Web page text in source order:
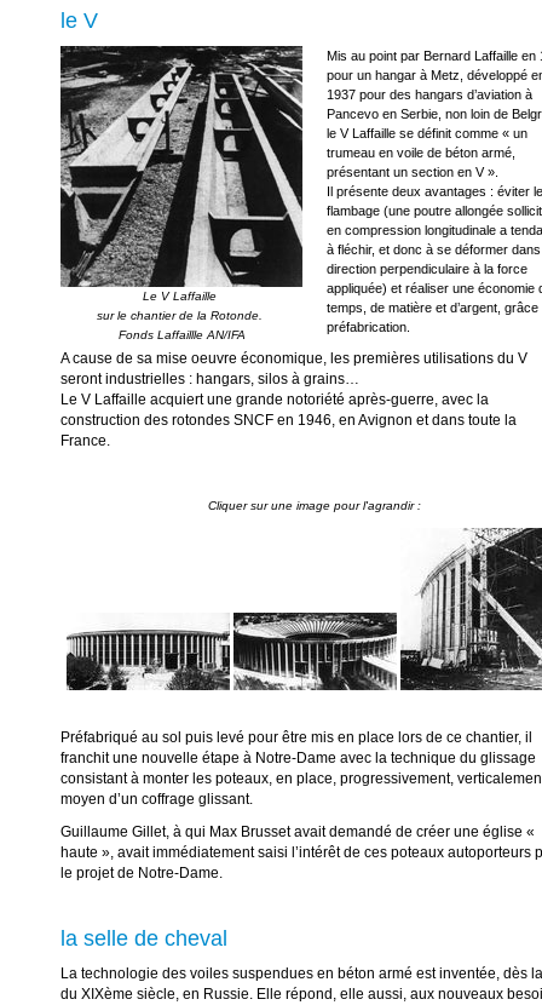
le V
Le V Laffaille
sur le chantier de la Rotonde.
Mis au point par Bernard Laffaille en
pour un hangar à Metz, développé
1937 pour des hangars d’aviation à
Pancevo en Serbie, non loin de
le V Laffaille se définit comme « un
trumeau en voile de béton armé,
présentant un section en V ».
Il présente deux avantages : éviter le
flambage (une poutre allongée
en compression longitudinale a
à fléchir, et donc à se déformer
direction perpendiculaire à la force
appliquée) et réaliser une économie
temps, de matière et d’argent, grâce
préfabrication.
A cause de sa mise oeuvre économique, les premières utilisations du V
seront industrielles : hangars, silos à grains…
Le V Laffaille acquiert une grande notoriété après-guerre, avec la
construction des rotondes SNCF en 1946, en Avignon et dans toute la
France.
Préfabriqué au sol puis levé pour être mis en place lors de ce chantier, il
franchit une nouvelle étape à Notre-Dame avec la technique du glissage
consistant à monter les poteaux, en place, progressivement,
moyen d’un coffrage glissant.
Guillaume Gillet, à qui Max Brusset avait demandé de créer une église «
haute », avait immédiatement saisi l’intérêt de ces poteaux autoporteurs
le projet de Notre-Dame.
la selle de cheval
La technologie des voiles suspendues en béton armé est inventée, dès
du XIXème siècle, en Russie. Elle répond, elle aussi, aux nouveaux